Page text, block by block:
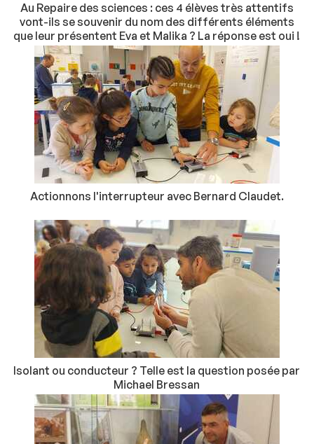
Au Repaire des sciences : ces 4 élèves très attentifs
vont-ils se souvenir du nom des différents éléments
que leur présentent Eva et Malika ? La réponse est oui !
Actionnons l'interrupteur avec Bernard Claudet.
Isolant ou conducteur ? Telle est la question posée par
Michael Bressan